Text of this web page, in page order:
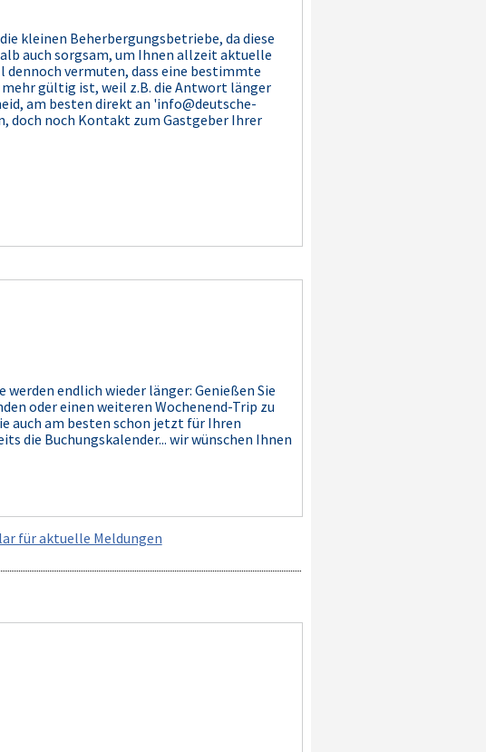
kleinen Beherbergungsbetriebe, da diese
auch sorgsam, um Ihnen allzeit aktuelle
vermuten, dass eine bestimmte
gültig ist, weil z.B. die Antwort länger
am besten direkt an 'info@deutsche-
doch noch Kontakt zum Gastgeber Ihrer
endlich wieder länger: Genießen Sie
oder einen weiteren Wochenend-Trip zu
auch am besten schon jetzt für Ihren
die Buchungskalender... wir wünschen Ihnen
für aktuelle Meldungen